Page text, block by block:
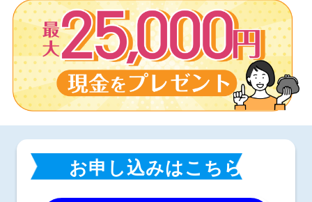
お申し込みはこちら